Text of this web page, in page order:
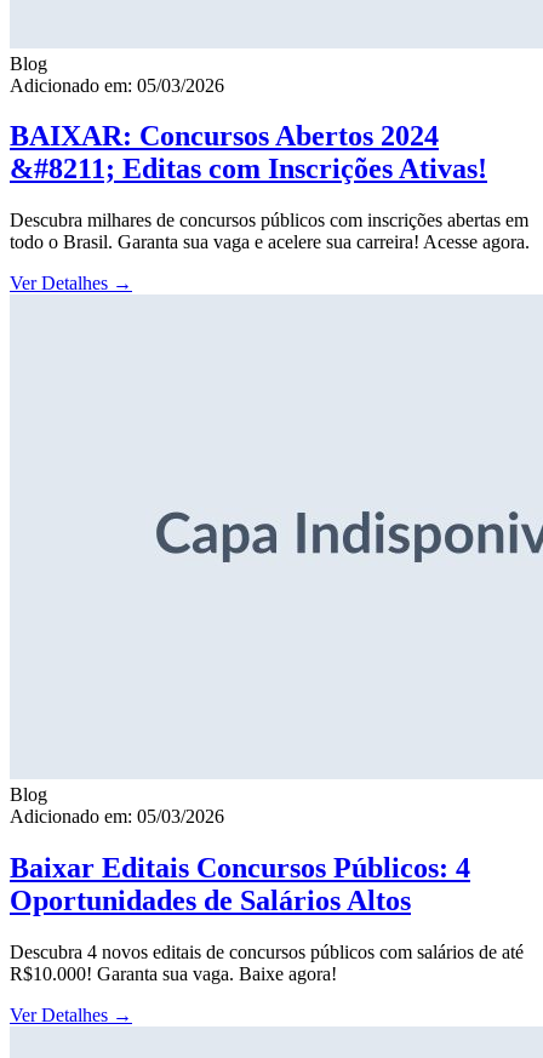
Blog
Adicionado em: 05/03/2026
BAIXAR: Concursos Abertos 2024
&#8211; Editas com Inscrições Ativas!
Descubra milhares de concursos públicos com inscrições abertas em
todo o Brasil. Garanta sua vaga e acelere sua carreira! Acesse agora.
Ver Detalhes →
Blog
Adicionado em: 05/03/2026
Baixar Editais Concursos Públicos: 4
Oportunidades de Salários Altos
Descubra 4 novos editais de concursos públicos com salários de até
R$10.000! Garanta sua vaga. Baixe agora!
Ver Detalhes →